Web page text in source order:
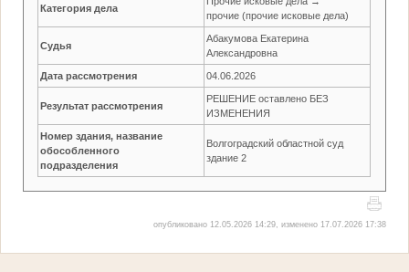
Категория дела
прочие (прочие исковые дела)
Судья
Абакумова Екатерина
Александровна
Дата рассмотрения 04.06.2026
Результат рассмотрения
РЕШЕНИЕ оставлено БЕЗ
ИЗМЕНЕНИЯ
Номер здания, название
обособленного
подразделения
Волгоградский областной суд
здание 2
опубликовано 12.05.2026 14:29, изменено 17.07.2026 17:38